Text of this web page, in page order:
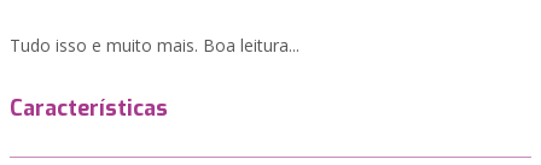
Tudo isso e muito mais. Boa leitura...
Características